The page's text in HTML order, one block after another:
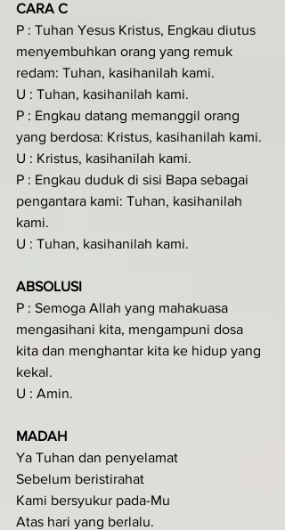
CARA C
P : Tuhan Yesus Kristus, Engkau diutus
menyembuhkan orang yang remuk
redam: Tuhan, kasihanilah kami.
U : Tuhan, kasihanilah kami.
P : Engkau datang memanggil orang
yang berdosa: Kristus, kasihanilah kami.
U : Kristus, kasihanilah kami.
P : Engkau duduk di sisi Bapa sebagai
pengantara kami: Tuhan, kasihanilah
kami.
U : Tuhan, kasihanilah kami.
ABSOLUSI
P : Semoga Allah yang mahakuasa
mengasihani kita, mengampuni dosa
kita dan menghantar kita ke hidup yang
kekal.
U : Amin.
MADAH
Ya Tuhan dan penyelamat
Sebelum beristirahat
Kami bersyukur pada-Mu
Atas hari yang berlalu.